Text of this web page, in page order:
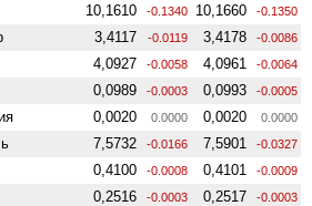
10,1610 -0.1340 10,1660 -0.1350
3,4117 -0.0119 3,4178 -0.0086
4,0927 -0.0058 4,0961 -0.0064
0,0989 -0.0003 0,0993 -0.0005
0,0020 0.0000 0,0020 0.0000
7,5732 -0.0166 7,5901 -0.0327
0,4100 -0.0008 0,4101 -0.0009
0,2516 -0.0003 0,2517 -0.0003